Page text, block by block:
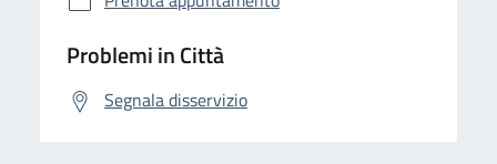
Problemi in Città
Segnala disservizio